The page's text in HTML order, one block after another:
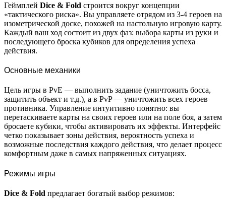
Геймплей Dice & Fold строится вокруг концепции
«тактического риска». Вы управляете отрядом из 3-4 героев на
изометрической доске, похожей на настольную игровую карту.
Каждый ваш ход состоит из двух фаз: выбора карты из руки и
последующего броска кубиков для определения успеха
действия.
Основные механики
Цель игры в PvE — выполнить задание (уничтожить босса,
защитить объект и т.д.), а в PvP — уничтожить всех героев
противника. Управление интуитивно понятно: вы
перетаскиваете карты на своих героев или на поле боя, а затем
бросаете кубики, чтобы активировать их эффекты. Интерфейс
четко показывает зоны действия, вероятность успеха и
возможные последствия каждого действия, что делает процесс
комфортным даже в самых напряженных ситуациях.
Режимы игры
Dice & Fold предлагает богатый выбор режимов: